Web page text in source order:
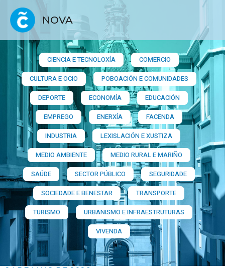
NOVA
CIENCIA E TECNOLOXÍA
COMERCIO
CULTURA E OCIO
POBOACIÓN E COMUNIDADES
DEPORTE
ECONOMÍA
EDUCACIÓN
EMPREGO
ENERXÍA
FACENDA
INDUSTRIA
LEXISLACIÓN E XUSTIZA
MEDIO AMBIENTE
MEDIO RURAL E MARIÑO
SAÚDE
SECTOR PÚBLICO
SEGURIDADE
SOCIEDADE E BENESTAR
TRANSPORTE
TURISMO
URBANISMO E INFRAESTRUTURAS
VIVENDA